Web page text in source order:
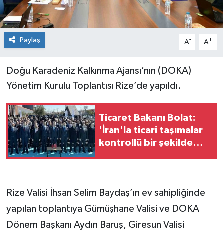
Paylaş A- A+
Doğu Karadeniz Kalkınma Ajansı’nın (DOKA)
Yönetim Kurulu Toplantısı Rize’de yapıldı.
Ticaret Bakanı Bolat:
'İran'la ticari taşımalar
kontrollü bir şekilde
Rize Valisi İhsan Selim Baydaş’ın ev sahipliğinde
yapılan toplantıya Gümüşhane Valisi ve DOKA
Dönem Başkanı Aydın Baruş, Giresun Valisi
Teknoloji
Tokat Haberleri
Yaşam